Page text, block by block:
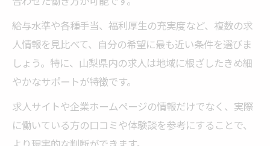
給与水準や各種手当、福利厚生の充実度など、複数の求
人情報を見比べて、自分の希望に最も近い条件を選びま
しょう。特に、山梨県内の求人は地域に根ざしたきめ細
やかなサポートが特徴です。
求人サイトや企業ホームページの情報だけでなく、実際
に働いている方の口コミや体験談を参考にすることで、